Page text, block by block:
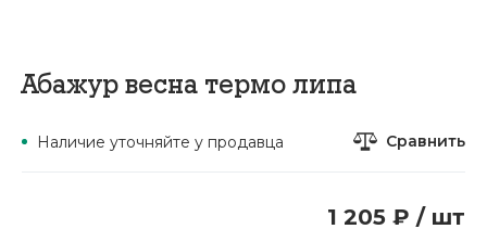
Абажур весна термо липа
Наличие уточняйте у продавца Сравнить
1 205 ₽ / шт